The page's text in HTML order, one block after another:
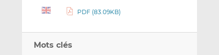
PDF (83.09KB)
Mots clés